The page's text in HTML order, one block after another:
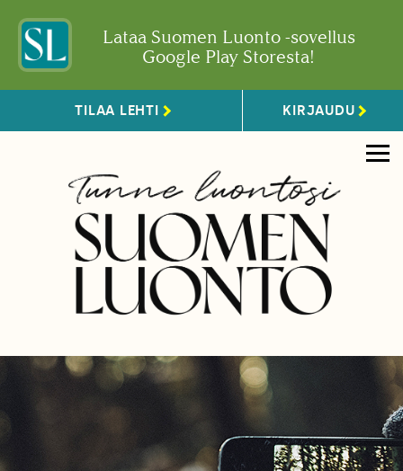
Lataa Suomen Luonto -sovellus
Google Play Storesta!
TILAA LEHTI KIRJAUDU